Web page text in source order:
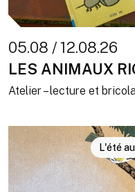
05.08 / 12.08.26
LES ANIMAUX
Atelier – lecture et
L'été